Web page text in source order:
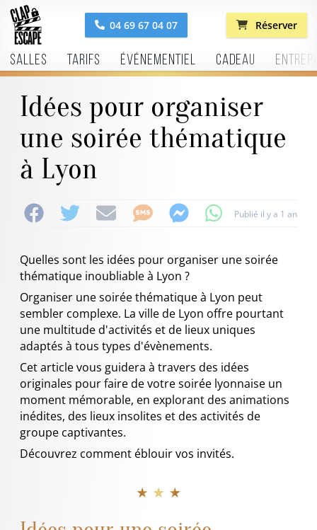
04 69 67 04 07 Réserver
Salles Tarifs Événementiel Cadeau
Idées pour organiser
une soirée thématique
à Lyon
Publié il y a 1 an
Quelles sont les idées pour organiser une soirée
thématique inoubliable à Lyon ?
Organiser une soirée thématique à Lyon peut
sembler complexe. La ville de Lyon offre pourtant
une multitude d'activités et de lieux uniques
adaptés à tous types d'évènements.
Cet article vous guidera à travers des idées
originales pour faire de votre soirée lyonnaise un
moment mémorable, en explorant des animations
inédites, des lieux insolites et des activités de
groupe captivantes.
Découvrez comment éblouir vos invités.
★ ★ ★